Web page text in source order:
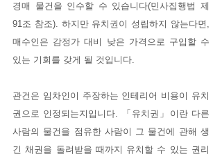
경매 물건을 인수할 수 있습니다(민사집행법 제
91조 참조). 하지만 유치권이 성립하지 않는다면,
매수인은 감정가 대비 낮은 가격으로 구입할 수
있는 기회를 갖게 될 것입니다.
관건은 임차인이 주장하는 인테리어 비용이 유치
권으로 인정되는지입니다. 「유치권」이란 다른
사람의 물건을 점유한 사람이 그 물건에 관해 생
긴 채권을 돌려받을 때까지 유치할 수 있는 권리